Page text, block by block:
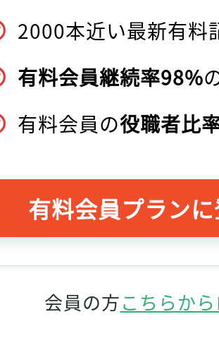
2000本近い最新有料
有料会員継続率98%
有料会員の役職者比
有料会員プラン
会員の方こちらか